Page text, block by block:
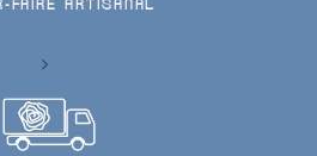
FAIRE ARTISANAL